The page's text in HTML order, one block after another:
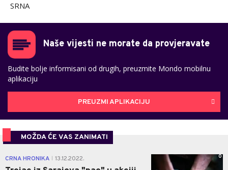
SRNA
Naše vijesti ne morate da provjeravate
Budite bolje informisani od drugih, preuzmite Mondo mobilnu
aplikaciju
PREUZMI APLIKACIJU
MOŽDA ĆE VAS ZANIMATI
CRNA HRONIKA 13.12.2022. 0